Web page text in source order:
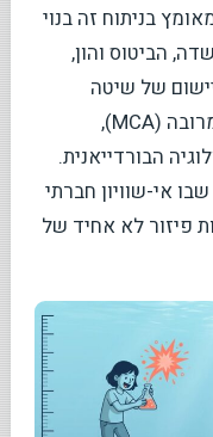
בניתוח זה בנוי
הביטוס והון,
יישום של שיטה
סטטיסטית הנקראת ניתוח התאמות מרובה (MCA),
הבורדייאנית.
אי-שוויון חברתי
פיזור לא אחיד של